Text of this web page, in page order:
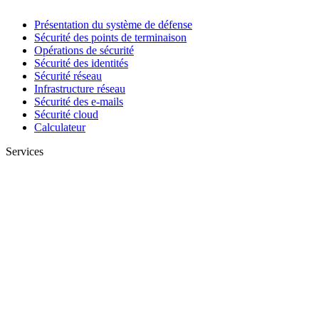
Présentation du système de défense
Sécurité des points de terminaison
Opérations de sécurité
Sécurité des identités
Sécurité réseau
Infrastructure réseau
Sécurité des e-mails
Sécurité cloud
Calculateur
Services